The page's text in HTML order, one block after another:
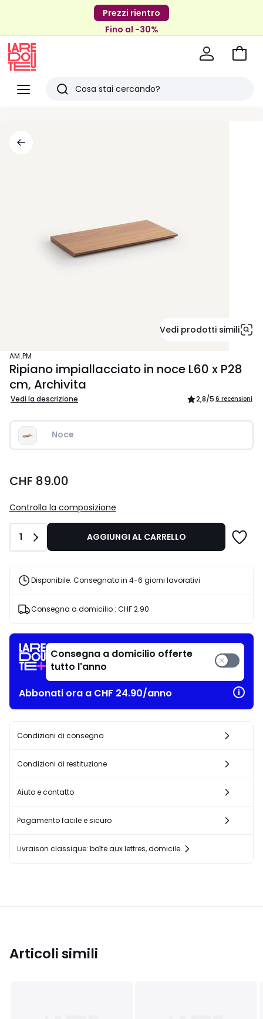
Prezzi rientro
Fino al -30%
Menu
Redoute
Ricerca
Vai
Vedi prodotti simili
AM.PM
Ripiano impiallacciato in noce L60 x P28
cm, Archivita
Vedi la descrizione 2,8/5 6 recensioni
Noce
89.00.
CHF 89.00
Controlla la composizione
Quantità
1 AGGIUNGI AL CARRELLO
Disponibile. Consegnato in 4-6 giorni lavorativi
Consegna a domicilio : CHF 2.90
Consegna a domicilio offerte
tutto l'anno
Abbonati ora a CHF 24.90/anno
Condizioni di consegna
Condizioni di restituzione
Aiuto e contatto
Pagamento facile e sicuro
Livraison classique: boîte aux lettres, domicile
Articoli simili